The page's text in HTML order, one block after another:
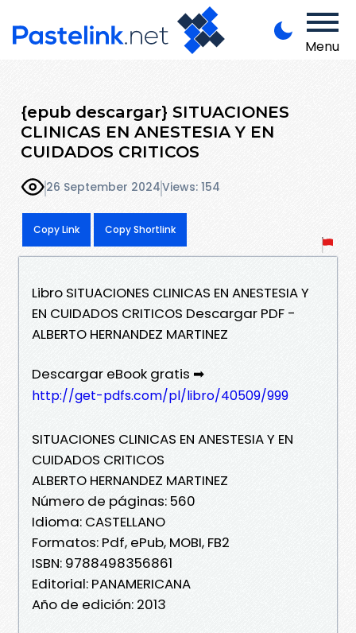
Menu
{epub descargar} SITUACIONES
CLINICAS EN ANESTESIA Y EN
CUIDADOS CRITICOS
26 September 2024Views: 154
Copy Link Copy Shortlink
Libro SITUACIONES CLINICAS EN ANESTESIA Y
EN CUIDADOS CRITICOS Descargar PDF -
ALBERTO HERNANDEZ MARTINEZ
Descargar eBook gratis ➡
http://get-pdfs.com/pl/libro/40509/999
SITUACIONES CLINICAS EN ANESTESIA Y EN
CUIDADOS CRITICOS
ALBERTO HERNANDEZ MARTINEZ
Número de páginas: 560
Idioma: CASTELLANO
Formatos: Pdf, ePub, MOBI, FB2
ISBN: 9788498356861
Editorial: PANAMERICANA
Año de edición: 2013